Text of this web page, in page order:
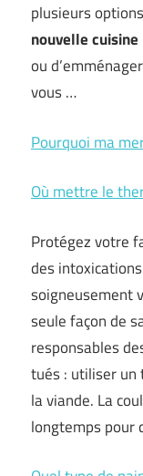
plusieurs
nouvelle cuisine
ou
vous …
Pourquoi ma
Où mettre le
Protégez votre
des
soigneusement
seule façon de
responsables
tués : utiliser
la viande. La
longtemps pour